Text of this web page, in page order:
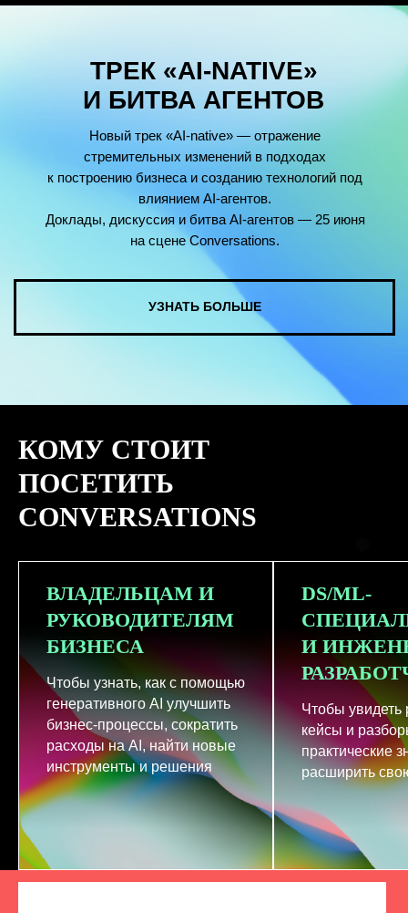
КОМУ СТОИТ
ПОСЕТИТЬ
CONVERSATIONS
ВЛАДЕЛЬЦАМ И
РУКОВОДИТЕЛЯМ
БИЗНЕСА
Чтобы узнать, как с помощью
генеративного AI улучшить
бизнес-процессы, сократить
расходы на AI, найти новые
инструменты и решения
DS/ML-
И
Чтобы увидеть
кейсы и
практические
расширить